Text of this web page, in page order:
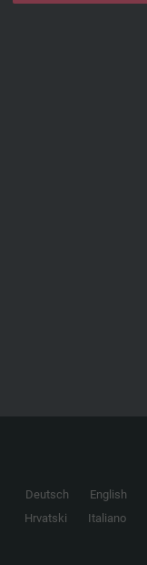
Deutsch English
Hrvatski
Italiano